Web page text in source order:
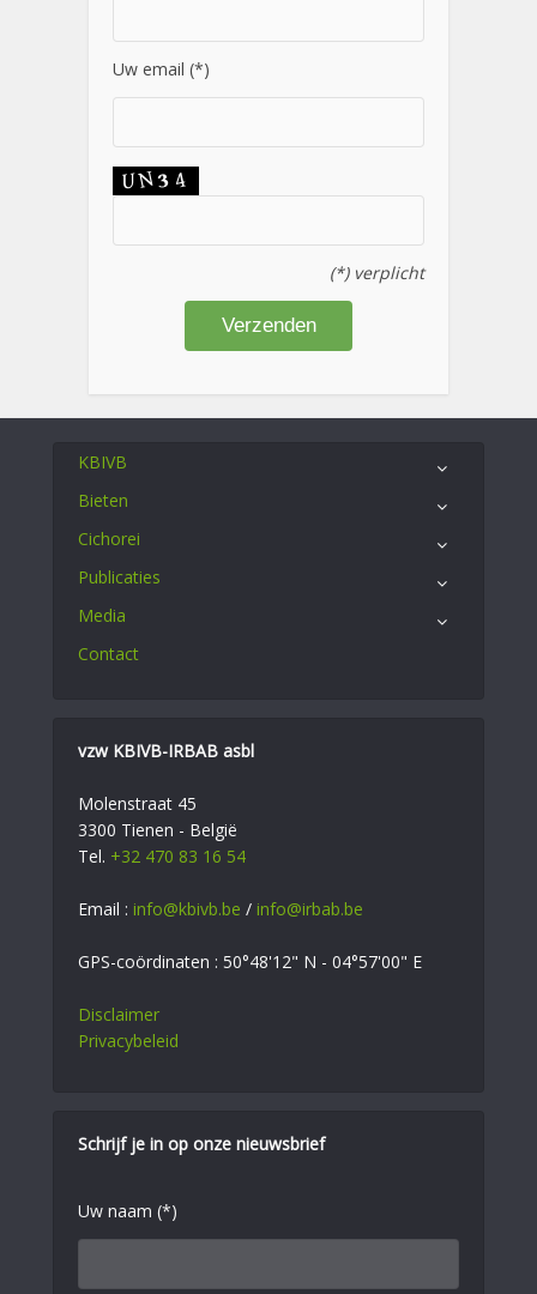
Uw email (*)
(*) verplicht
KBIVB
Bieten
Cichorei
Publicaties
Media
Contact
vzw KBIVB-IRBAB asbl
Molenstraat 45
3300 Tienen - België
Tel. +32 470 83 16 54
Email : info@kbivb.be / info@irbab.be
GPS-coördinaten : 50°48'12" N - 04°57'00" E
Disclaimer
Privacybeleid
Schrijf je in op onze nieuwsbrief
Uw naam (*)